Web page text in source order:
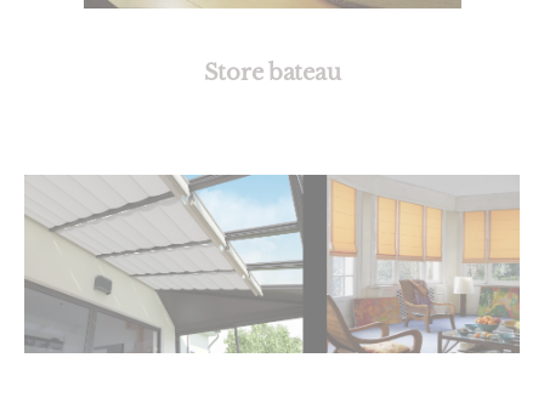
Store bateau